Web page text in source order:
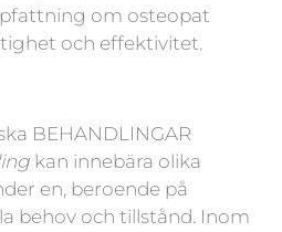
om osteopat
och effektivitet.
BEHANDLINGAR
kan innebära olika
en, beroende på
behov och tillstånd. Inom